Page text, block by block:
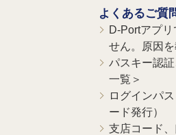
よくあるご質
D-Portアプ
せん。原因
パスキー認
一覧＞
ログインパ
ード発行）
支店コード